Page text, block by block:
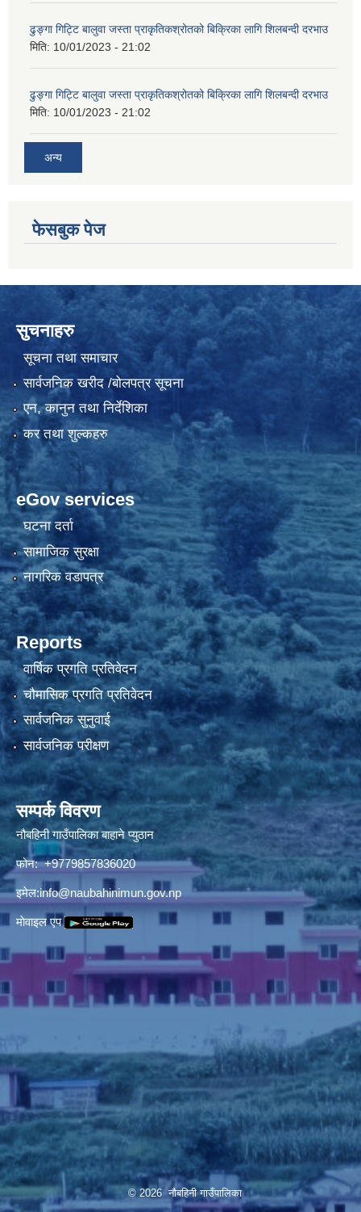
ढुङ्गा गिट्टि बालुवा जस्ता प्राकृतिकश्रोतको बिक्रिका लागि शिलबन्दी दरभाउ
मिति: 10/01/2023 - 21:02
ढुङ्गा गिट्टि बालुवा जस्ता प्राकृतिकश्रोतको बिक्रिका लागि शिलबन्दी दरभाउ
मिति: 10/01/2023 - 21:02
अन्य
फेसबुक पेज
सुचनाहरु
सूचना तथा समाचार
सार्वजनिक खरीद /बोलपत्र सूचना
एन, कानुन तथा निर्देशिका
कर तथा शुल्कहरु
eGov services
घटना दर्ता
सामाजिक सुरक्षा
नागरिक वडापत्र
Reports
वार्षिक प्रगति प्रतिवेदन
चौमासिक प्रगति प्रतिवेदन
सार्वजनिक सुनुवाई
सार्वजनिक परीक्षण
सम्पर्क विवरण
नौबहिनी गाउँपालिका बाहाने प्युठान
फोन: +9779857836020
इमेल:info@naubahinimun.gov.np
माेवाइल एप
© 2026 नौबहिनी गाउँपालिका